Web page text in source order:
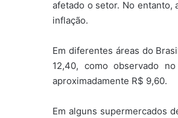
afetado o setor. No entanto,
inflação.
Em diferentes áreas do
12,40, como observado
aproximadamente R$ 9,60.
Em alguns supermercados